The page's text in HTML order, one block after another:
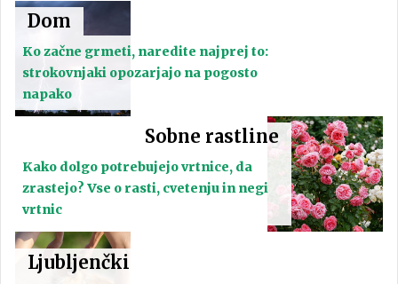
Dom
Ko začne grmeti, naredite najprej to:
strokovnjaki opozarjajo na pogosto
napako
Sobne rastline
Kako dolgo potrebujejo vrtnice, da
zrastejo? Vse o rasti, cvetenju in negi
vrtnic
Ljubljenčki